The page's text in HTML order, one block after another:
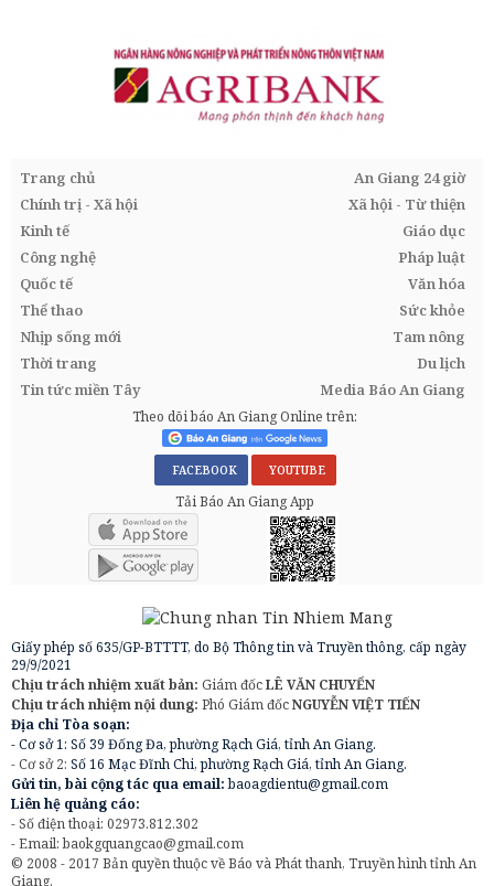
Trang chủ
An Giang 24 giờ
Chính trị - Xã hội
Xã hội - Từ thiện
Kinh tế
Giáo dục
Công nghệ
Pháp luật
Quốc tế
Văn hóa
Thể thao
Sức khỏe
Nhịp sống mới
Tam nông
Thời trang
Du lịch
Tin tức miền Tây
Media Báo An Giang
Theo dõi báo An Giang Online trên:
FACEBOOK YOUTUBE
Tải Báo An Giang App
Giấy phép số 635/GP-BTTTT, do Bộ Thông tin và Truyền thông, cấp ngày
29/9/2021
Chịu trách nhiệm xuất bản: Giám đốcLÊ VĂN CHUYỂN
Chịu trách nhiệm nội dung: Phó Giám đốcNGUYỄN VIỆT TIẾN
Địa chỉ Tòa soạn:
- Cơ sở 1: Số 39 Đống Đa, phường Rạch Giá, tỉnh An Giang.
- Cơ sở 2: Số 16 Mạc Đĩnh Chi, phường Rạch Giá, tỉnh An Giang.
Gửi tin, bài cộng tác qua email:baoagdientu@gmail.com
Liên hệ quảng cáo:
- Số điện thoại: 02973.812.302
- Email:baokgquangcao@gmail.com
© 2008 - 2017 Bản quyền thuộc về Báo và Phát thanh, Truyền hình tỉnh An
Giang.